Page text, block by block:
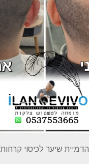
הדמיית שיער לכיסוי קרחות